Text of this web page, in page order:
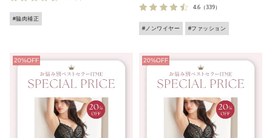
#脇肉補正
4.6（339）
#ノンワイヤー #ファッション